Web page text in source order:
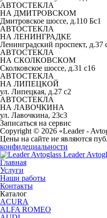
АВТОСТЕКЛА
НА ДМИТРОВСКОМ
Дмитровское шоссе, д.110 Бс1
АВТОСТЕКЛА
НА ЛЕНИНГРАДКЕ
Ленинградский проспект, д.37
АВТОСТЕКЛА
НА СКОЛКОВСКОМ
Сколковское шоссе, д.31 с16
АВТОСТЕКЛА
НА ЛИПЕЦКОЙ
ул. Липецкая, д.27 с2
АВТОСТЕКЛА
НА ЛАВОЧКИНА
ул. Лавочкина, 23с3
Записаться на сервис
Copyright © 2026 «Leader -
Цены на сайте не являются
конфидециальности
Leader
Главная
Услуги
Наши работы
Контакты
Каталог
ACURA
ALFA ROMEO